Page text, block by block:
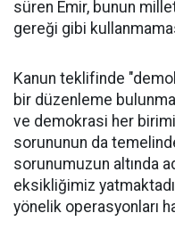
süren Emir, bunun
gereği gibi
Kanun teklifinde
bir düzenleme
ve demokrasi her
sorununun da
sorunumuzun altında
eksikliğimiz
yönelik operasyonları